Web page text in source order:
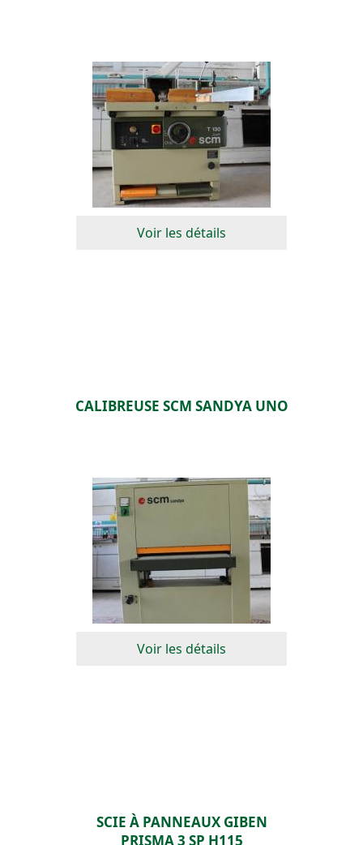
Voir les détails
CALIBREUSE SCM SANDYA UNO
Voir les détails
SCIE À PANNEAUX GIBEN
PRISMA 3 SP H115